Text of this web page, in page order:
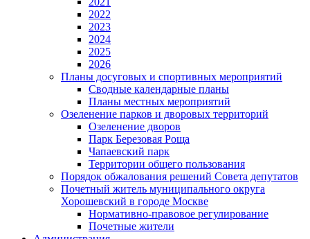
2022
2023
2024
2025
2026
Планы досуговых и спортивных мероприятий
Сводные календарные планы
Планы местных мероприятий
Озеленение парков и дворовых территорий
Озеленение дворов
Парк Березовая Роща
Чапаевский парк
Территории общего пользования
Порядок обжалования решений Совета депутатов
Почетный житель муниципального округа
Хорошевский в городе Москве
Нормативно-правовое регулирование
Почетные жители